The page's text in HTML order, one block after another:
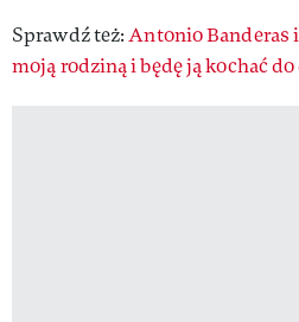
Sprawdź też:Antonio Banderas
moją rodziną i będę ją kochać